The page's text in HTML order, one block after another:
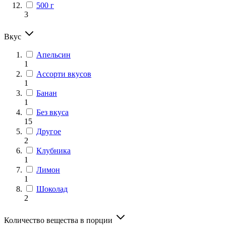
500 г
3
Вкус
Апельсин
1
Ассорти вкусов
1
Банан
1
Без вкуса
15
Другое
2
Клубника
1
Лимон
1
Шоколад
2
Количество вещества в порции